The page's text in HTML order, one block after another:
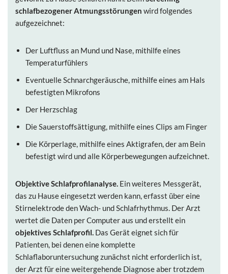
schlafbezogener Atmungsstörungen wird folgendes
aufgezeichnet:
Der Luftfluss an Mund und Nase, mithilfe eines
Temperaturfühlers
Eventuelle Schnarchgeräusche, mithilfe eines am Hals
befestigten Mikrofons
Der Herzschlag
Die Sauerstoffsättigung, mithilfe eines Clips am Finger
Die Körperlage, mithilfe eines Aktigrafen, der am Bein
befestigt wird und alle Körperbewegungen aufzeichnet.
Objektive Schlafprofilanalyse. Ein weiteres Messgerät,
das zu Hause eingesetzt werden kann, erfasst über eine
Stirnelektrode den Wach- und Schlafrhythmus. Der Arzt
wertet die Daten per Computer aus und erstellt ein
objektives Schlafprofil. Das Gerät eignet sich für
Patienten, bei denen eine komplette
Schlaflaboruntersuchung zunächst nicht erforderlich ist,
der Arzt für eine weitergehende Diagnose aber trotzdem